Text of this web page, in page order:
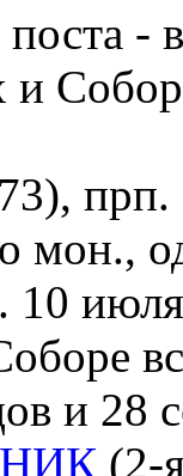
-
прп.
мон.,
10
и 28
(2-